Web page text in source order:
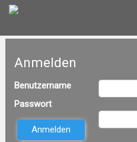
Anmelden
Benutzername
Passwort